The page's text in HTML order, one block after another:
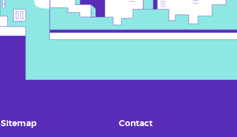
Sitemap Contact